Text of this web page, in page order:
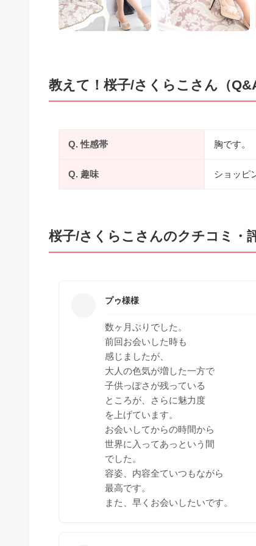
教えて！桜子/さくらこさん（
Q. 性感帯 胸です。
Q. 趣味 ショッピ
桜子/さくらこさんのクチコミ・
プゥ様様
数ヶ月ぶりでした。
前回お会いした時も
感じましたが、
大人の色気が増した一方で
子供っぽさが残っている
ところが、さらに魅力度
を上げています。
お会いしてからの時間から
世界に入ってあっという間
でした。
容姿、内容全ていつもながら
最高です。
また、早くお会いしたいです。